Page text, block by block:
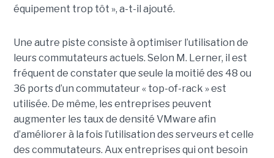
équipement trop tôt », a-t-il ajouté.
Une autre piste consiste à optimiser l’utilisation de
leurs commutateurs actuels. Selon M. Lerner, il est
fréquent de constater que seule la moitié des 48 ou
36 ports d’un commutateur « top-of-rack » est
utilisée. De même, les entreprises peuvent
augmenter les taux de densité VMware afin
d’améliorer à la fois l’utilisation des serveurs et celle
des commutateurs. Aux entreprises qui ont besoin